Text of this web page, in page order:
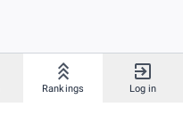
Rankings Log in